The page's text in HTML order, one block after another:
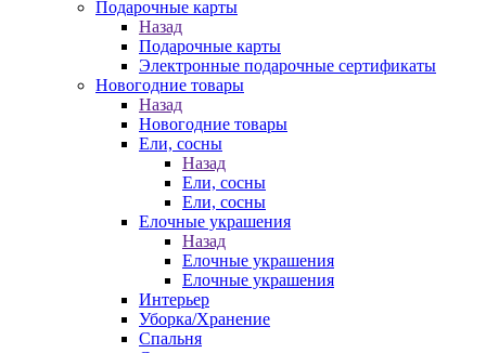
Подарочные карты
Назад
Подарочные карты
Электронные подарочные сертификаты
Новогодние товары
Назад
Новогодние товары
Ели, сосны
Назад
Ели, сосны
Ели, сосны
Елочные украшения
Назад
Елочные украшения
Елочные украшения
Интерьер
Уборка/Хранение
Спальня